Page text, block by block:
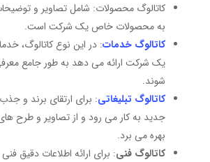
کاتالوگ محصولات: شامل تصاویر و
به محصولات خاص یک شرکت است.
کاتالوگ خدمات: در این نوع کاتالوگ،
یک شرکت ارائه می ‌دهد به طور جامع
‌شوند.
کاتالوگ تبلیغاتی: برای ارتقای برند و
جدید به کار می ‌رود و از تصاویر و طرح
بهره می ‌برد.
کاتالوگ فنی: برای ارائه اطلاعات دقیق